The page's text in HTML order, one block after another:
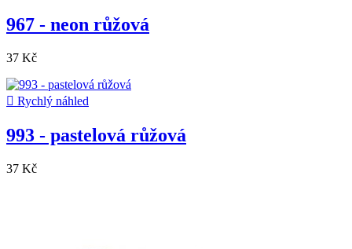
967 - neon růžová
37 Kč
 Rychlý náhled
993 - pastelová růžová
37 Kč